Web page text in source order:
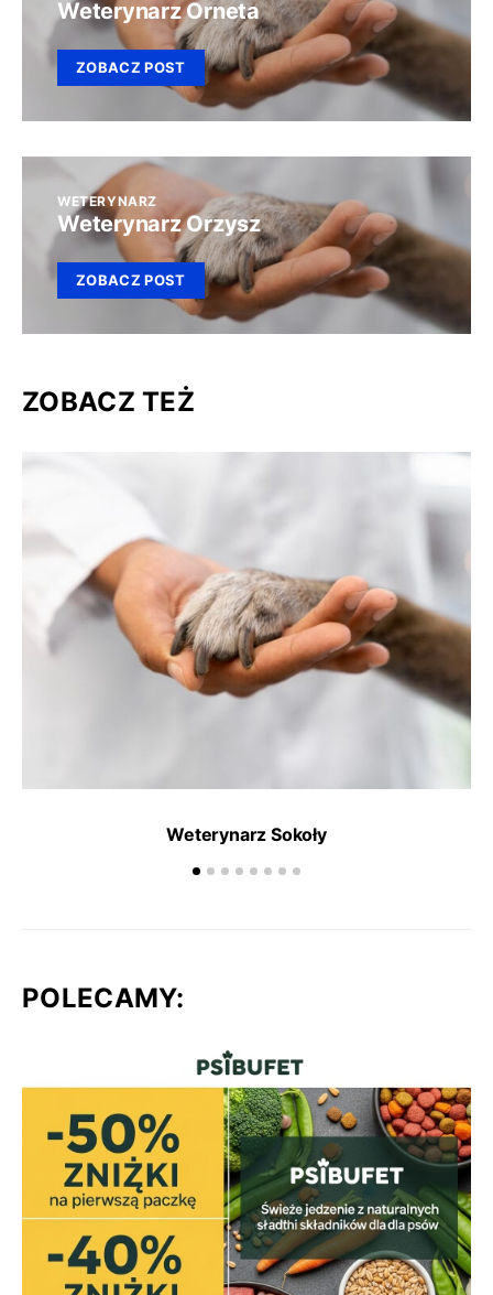
Weterynarz Orneta
ZOBACZ POST
WETERYNARZ
Weterynarz Orzysz
ZOBACZ POST
ZOBACZ TEŻ
Weterynarz Sokoły
POLECAMY: